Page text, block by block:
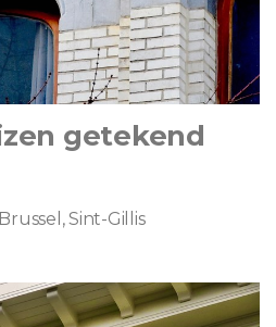
getekend
Sint-Gillis